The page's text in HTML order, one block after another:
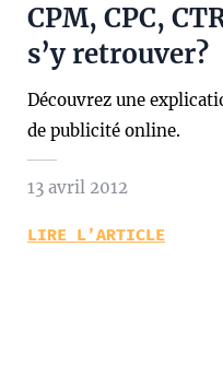
CPM, CPC,
s’y retrouver?
Découvrez une
de publicité online.
13 avril 2012
LIRE L’ARTICLE